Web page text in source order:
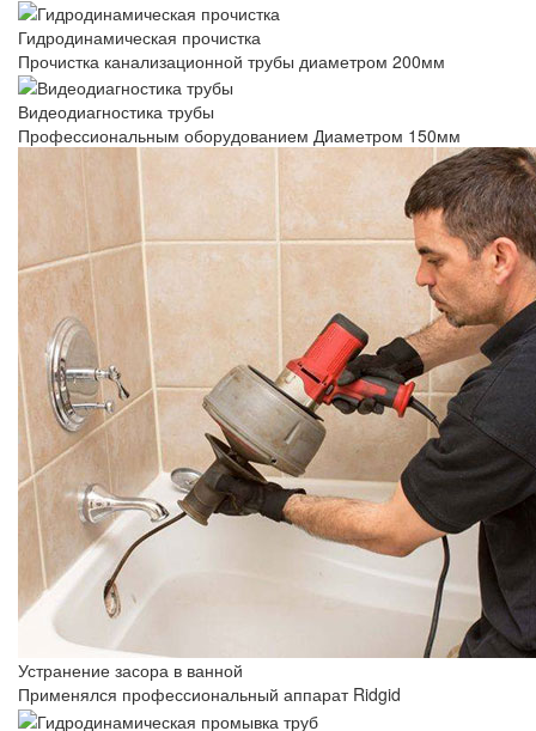
Гидродинамическая прочистка
Прочистка канализационной трубы диаметром 200мм
Видеодиагностика трубы
Профессиональным оборудованием Диаметром 150мм
Устранение засора в ванной
Применялся профессиональный аппарат Ridgid